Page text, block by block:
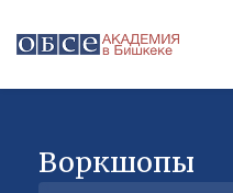
Воркшопы